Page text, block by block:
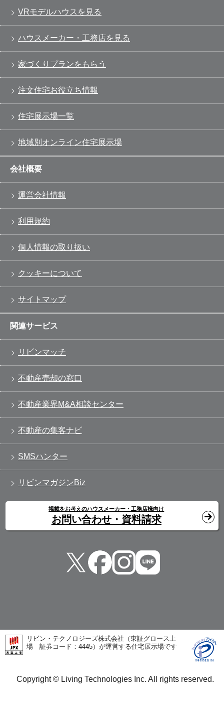
VRモデルハウスを見る
ハウスメーカー・工務店を見る
家づくりプランをもらう
注文住宅お役立ち情報
住宅展示場一覧
地域別オンライン住宅展示場
会社概要
運営会社情報
利用規約
個人情報の取り扱い
クッキーについて
サイトマップ
関連サービス
リビンマッチ
不動産売却の窓口
不動産業界M&A相談センター
不動産の集客ナビ
SMSハンター
リビンマガジンBiz
掲載をお考えのハウスメーカー・工務店様向け
お問い合わせ・資料請求
リビン・テクノロジーズ株式会社（東証グロース上
場 証券コード：4445）が運営する住宅展示場です
Copyright © Living Technologies Inc. All rights reserved.